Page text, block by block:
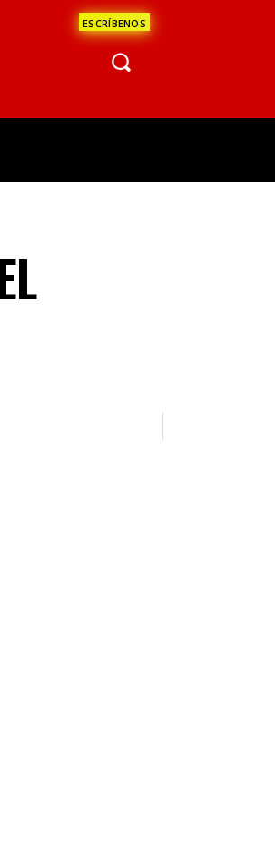
ESCRÍBENOS
FM | GUADALAJARA 1510 AM | LA